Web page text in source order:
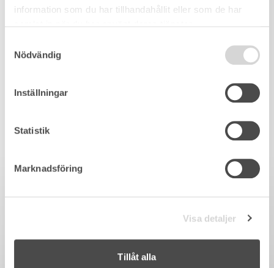
information som du har tillhandahållit eller som de har
Nödvändig
Inställningar
Statistik
Marknadsföring
Visa detaljer
Tillåt alla